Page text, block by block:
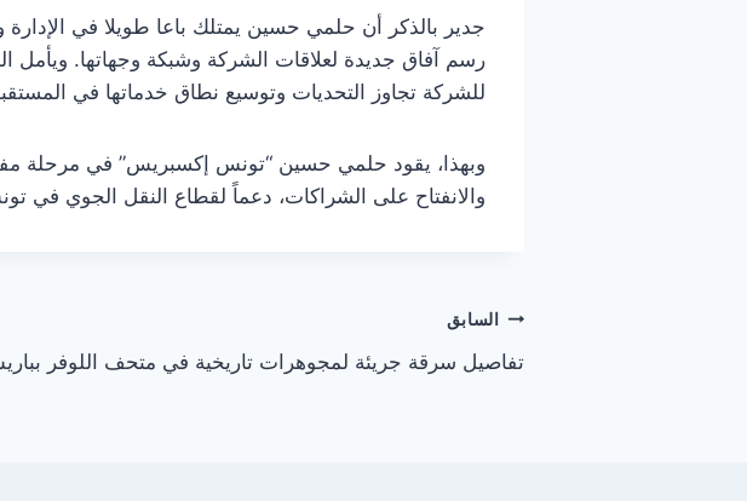
جدير بالذكر أن حلمي حسين يمتلك باعا طويلا في الإدارة
رسم آفاق جديدة لعلاقات الشركة وشبكة وجهاتها. ويأمل
للشركة تجاوز التحديات وتوسيع نطاق خدماتها في
وبهذا، يقود حلمي حسين “تونس إكسبريس” في مرحلة
والانفتاح على الشراكات، دعماً لقطاع النقل الجوي في
تصفّح
المقالات
السابق
تفاصيل سرقة جريئة لمجوهرات تاريخية في متحف اللوفر